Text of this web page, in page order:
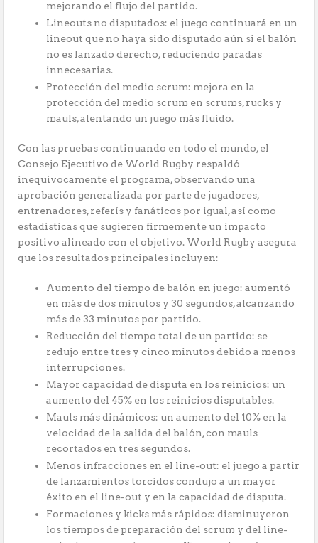
mejorando el flujo del partido.
Lineouts no disputados: el juego continuará en un
lineout que no haya sido disputado aún si el balón
no es lanzado derecho, reduciendo paradas
innecesarias.
Protección del medio scrum: mejora en la
protección del medio scrum en scrums, rucks y
mauls, alentando un juego más fluido.
Con las pruebas continuando en todo el mundo, el
Consejo Ejecutivo de World Rugby respaldó
inequívocamente el programa, observando una
aprobación generalizada por parte de jugadores,
entrenadores, referís y fanáticos por igual, así como
estadísticas que sugieren firmemente un impacto
positivo alineado con el objetivo. World Rugby asegura
que los resultados principales incluyen:
Aumento del tiempo de balón en juego: aumentó
en más de dos minutos y 30 segundos, alcanzando
más de 33 minutos por partido.
Reducción del tiempo total de un partido: se
redujo entre tres y cinco minutos debido a menos
interrupciones.
Mayor capacidad de disputa en los reinicios: un
aumento del 45% en los reinicios disputables.
Mauls más dinámicos: un aumento del 10% en la
velocidad de la salida del balón, con mauls
recortados en tres segundos.
Menos infracciones en el line-out: el juego a partir
de lanzamientos torcidos condujo a un mayor
éxito en el line-out y en la capacidad de disputa.
Formaciones y kicks más rápidos: disminuyeron
los tiempos de preparación del scrum y del line-